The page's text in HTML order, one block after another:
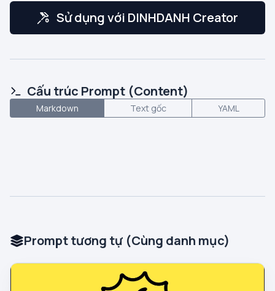
Sử dụng với DINHDANH Creator
Cấu trúc Prompt (Content)
Markdown Text gốc YAML
Prompt tương tự (Cùng danh mục)